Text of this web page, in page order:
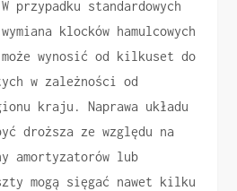
przypadku standardowych
klocków hamulcowych
wynosić od kilkuset do
w zależności od
kraju. Naprawa układu
droższa ze względu na
amortyzatorów lub
mogą sięgać nawet kilku